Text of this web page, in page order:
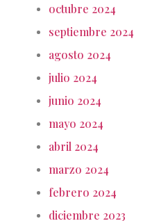
octubre 2024
septiembre 2024
agosto 2024
julio 2024
junio 2024
mayo 2024
abril 2024
marzo 2024
febrero 2024
diciembre 2023